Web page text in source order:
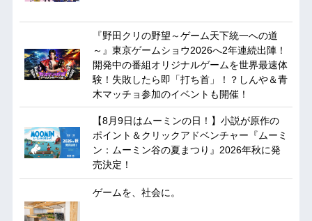
『野田クリの野望～ゲーム天下統一への道
～』東京ゲームショウ2026へ2年連続出陣！
開発中の番組オリジナルゲームを世界最速体
験！失敗したら即「打ち首」！？しんや＆青
木マッチョ参加のイベントも開催！
【8月9日はムーミンの日！】小説が原作の
ポイント＆クリックアドベンチャー『ムーミ
ン：ムーミン谷の夏まつり』2026年秋に発
売決定！
ゲームを、社会に。